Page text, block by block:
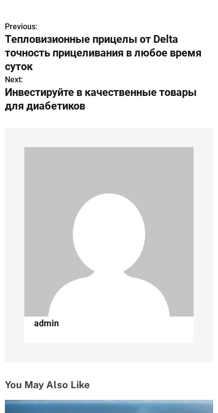
Н
а
в
и
г
ц
и
я
п
о
з
а
п
и
с
я
м
Previous:
Тепловизионные прицелы от Delta
точность прицеливания в любое время
суток
Next:
Инвестируйте в качественные товары
для диабетиков
admin
You May Also Like